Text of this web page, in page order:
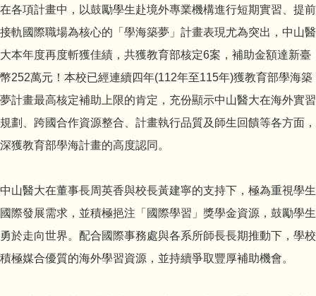
在各項計畫中，以鼓勵學生赴境外專業機構進行短期實習、提前
接軌國際職場為核心的「學海築夢」計畫表現尤為突出，中山醫
大本年度再度斬獲佳績，共獲教育部核定6案，補助金額達新臺
幣252萬元！本校已經連續四年(112年至115年)獲教育部學海築
夢計畫最高核定補助上限的肯定，充份顯示中山醫大在海外實習
規劃、跨國合作資源整合、計畫執行品質及師生回饋等各方面，
深獲教育部學海計畫的高度認同。
中山醫大在董事長周英香與校長黃建寧的支持下，極為重視學生
國際發展需求，並積極挹注「國際學習」獎學金資源，鼓勵學生
勇於走向世界。配合國際事務處與各系所師長長期推動下，學校
積極媒合優質的海外學習資源，並持續爭取豐厚補助機會。